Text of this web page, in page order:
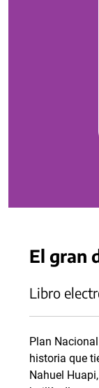
El gran
Libro
Plan
historia que
Nahuel